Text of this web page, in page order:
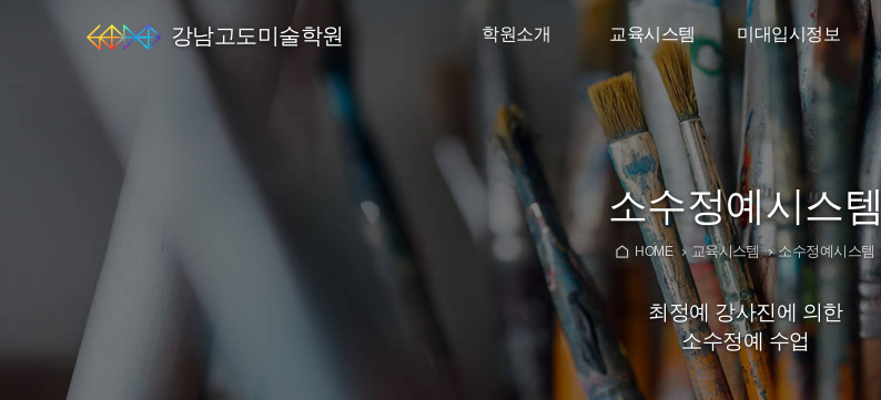
강남고도미술학원 학원소개
엘리트고도
스타강사진
미대재수학원
오시는길
교육시스템
소수정예시스템
입시반
고2 준입시반
고1 예비반
중학생특별반
미대입시정보
디자인학과가이드
미대입시뉴스
YouTube
소수정예시스템
HOME 교육시스템 소수정예시스템
최정예 강사진에 의한
소수정예 수업